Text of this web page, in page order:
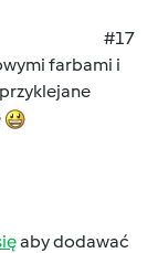
#17
farbami i
aby dodawać